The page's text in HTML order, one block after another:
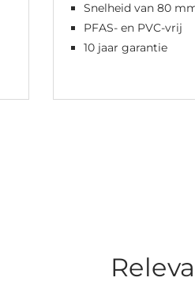
Snelheid van 80
PFAS- en PVC-vrij
10 jaar garantie